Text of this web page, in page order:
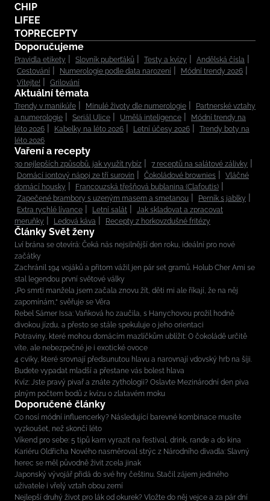
CHIP
LIFEE
TOPRECEPTY
Doporučujeme
Pravidla etikety Slovník puberťáků Testy a kvízy
Andělská čísla
Cestování
Numerologie podle data narození
Módní trendy 2026
Vítejte!
Grilování
Aktuální témata
Trendy v manikúře Minulé životy dle numerologie
Partnerské vztahy
a numerologie
Seriál Ulice Umělá inteligence
Módní trendy na
léto 2026
Kabelky na léto 2026 Letní účesy 2026
Trendy boty na
léto 2026
Vaření a recepty
30 nejlepších způsobů, jak využít rybíz
7 receptů na salátové zálivky
Domácí iontový nápoj ze tří surovin
Čokoládové brownies
Vláčné
domácí housky
Francouzská třešňová bublanina (Clafoutis)
Zapečené brambory s uzeným masem a smetanou
Perník s jablky
Extra rychlé lívance
Letní salát
Jak skladovat a zpracovat
meruňky
Ledová káva Recepty z horkovzdušné fritézy
Články Svět ženy
Lví brána se otevírá: Čeká nás nejsilnější den roku, ideální pro nové
začátky
Zachránil 194 vojáků a přitom vážil jen pár set gramů. Holub Cher Ami se
stal legendou první světové války
„Po smrti manžela jsem začala znovu žít, děti mi ale říkají, že na něj
zapomínám,“ svěřuje se Věra
Rebel Sámer Issa: Vaňková ho zaučila, s Hanychovou prožil hodně
divokou jízdu, a přesto se stále spekuluje o jeho orientaci
Potraviny, které mohou domácím mazlíčkům ublížit: O čokoládě určitě
víte, ale nebezpečné je i exotické ovoce
4 cviky, které srovnají předsunutou hlavu a narovnají vdovský hrb na šíji.
Budete vypadat mladší a přestane vás bolest hlava
Kvíz: Jste pravý pivař a znáte zythologii? Oslavte Mezinárodní den piva
plným počtem bodů z kvízu o zlatavém moku
Doporučené články
Co nosí módní influencerky? Následující barevné kombinace musíte
vyzkoušet, než skončí léto
Víkend pro sebe: 5 tipů kam vyrazit na festival, drink, rande a do kina
Kariéru Oldřicha Nového nasměroval strýc z Národního divadla: Slavný
herec se měl původně živit zcela jinak
Japonský vývojář přidá do své hry češtinu. Stačil zájem jediného
uživatele i vřelý vztah obou zemí
Nejlepší druhý život pro lák od okurek? Vložte do něj vejce a za pár dní